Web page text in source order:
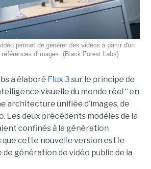
permet de générer des vidéos à partir d'un
références d'images. (Black Forest Labs)
a élaboré Flux 3 sur le principe de
visuelle du monde réel “ en
architecture unifiée d’images, de
Les deux précédents modèles de la
confinés à la génération
que cette nouvelle version est le
génération de vidéo public de la